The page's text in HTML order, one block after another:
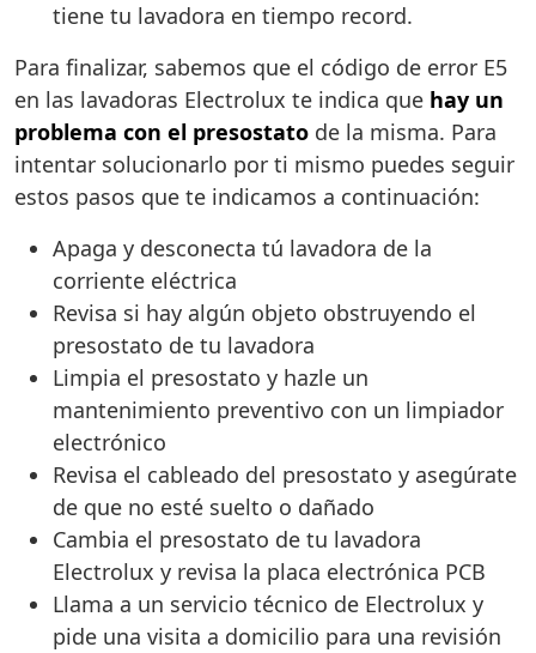
tiene tu lavadora en tiempo record.
Para finalizar, sabemos que el código de error E5
en las lavadoras Electrolux te indica que hay un
problema con el presostato de la misma. Para
intentar solucionarlo por ti mismo puedes seguir
estos pasos que te indicamos a continuación:
Apaga y desconecta tú lavadora de la
corriente eléctrica
Revisa si hay algún objeto obstruyendo el
presostato de tu lavadora
Limpia el presostato y hazle un
mantenimiento preventivo con un limpiador
electrónico
Revisa el cableado del presostato y asegúrate
de que no esté suelto o dañado
Cambia el presostato de tu lavadora
Electrolux y revisa la placa electrónica PCB
Llama a un servicio técnico de Electrolux y
pide una visita a domicilio para una revisión